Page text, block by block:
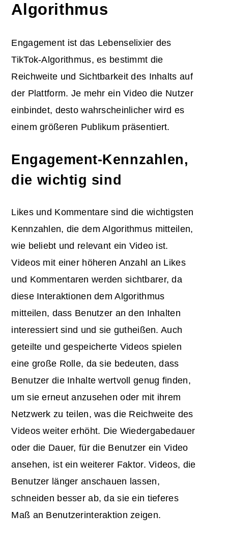
Algorithmus
Engagement ist das Lebenselixier des
TikTok-Algorithmus, es bestimmt die
Reichweite und Sichtbarkeit des Inhalts auf
der Plattform. Je mehr ein Video die Nutzer
einbindet, desto wahrscheinlicher wird es
einem größeren Publikum präsentiert.
Engagement-Kennzahlen,
die wichtig sind
Likes und Kommentare sind die wichtigsten
Kennzahlen, die dem Algorithmus mitteilen,
wie beliebt und relevant ein Video ist.
Videos mit einer höheren Anzahl an Likes
und Kommentaren werden sichtbarer, da
diese Interaktionen dem Algorithmus
mitteilen, dass Benutzer an den Inhalten
interessiert sind und sie gutheißen. Auch
geteilte und gespeicherte Videos spielen
eine große Rolle, da sie bedeuten, dass
Benutzer die Inhalte wertvoll genug finden,
um sie erneut anzusehen oder mit ihrem
Netzwerk zu teilen, was die Reichweite des
Videos weiter erhöht. Die Wiedergabedauer
oder die Dauer, für die Benutzer ein Video
ansehen, ist ein weiterer Faktor. Videos, die
Benutzer länger anschauen lassen,
schneiden besser ab, da sie ein tieferes
Maß an Benutzerinteraktion zeigen.